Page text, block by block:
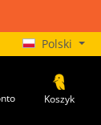
Polski
Koszyk